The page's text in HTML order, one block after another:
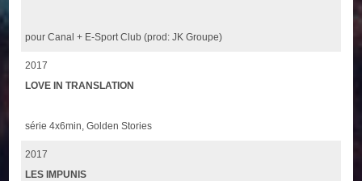
pour Canal + E-Sport Club (prod: JK Groupe)
2017
LOVE IN TRANSLATION
série 4x6min, Golden Stories
2017
LES IMPUNIS